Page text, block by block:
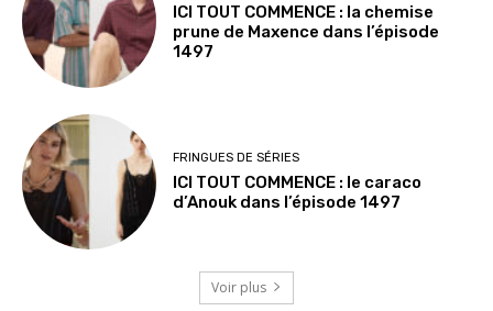
ICI TOUT COMMENCE : la chemise
prune de Maxence dans l’épisode
1497
FRINGUES DE SÉRIES
ICI TOUT COMMENCE : le caraco
d’Anouk dans l’épisode 1497
Voir plus